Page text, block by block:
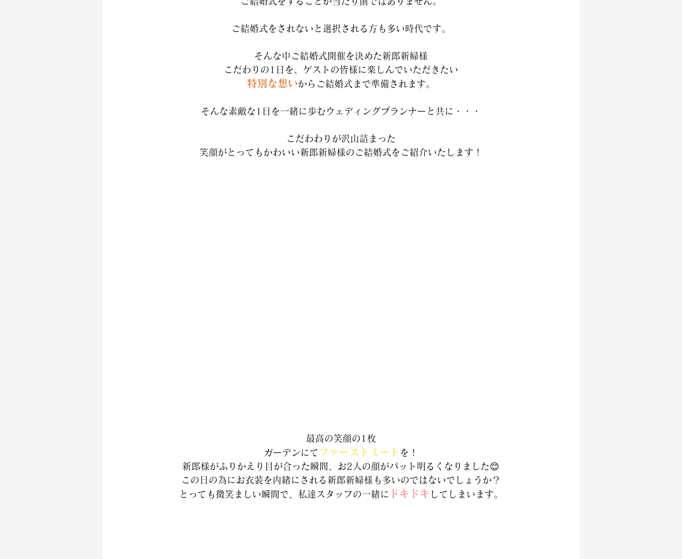
ご結婚式をされないと選択される方も多い時代です。
そんな中ご結婚式開催を決めた新郎新婦様
こだわりの1日を、ゲストの皆様に楽しんでいただきたい
特別な想いからご結婚式まで準備されます。
そんな素敵な1日を一緒に歩むウェディングプランナーと共に・・・
こだわわりが沢山詰まった
笑顔がとってもかわいい新郎新婦様のご結婚式をご紹介いたします！
最高の笑顔の1枚
ガーデンにて ファーストミート を！
新郎様がふりかえり目が合った瞬間、お2人の顔がパット明るくなりました😊
この日の為にお衣装を内緒にされる新郎新婦様も多いのではないでしょうか？
とっても微笑ましい瞬間で、私達スタッフの一緒に ドキドキ してしまいます。